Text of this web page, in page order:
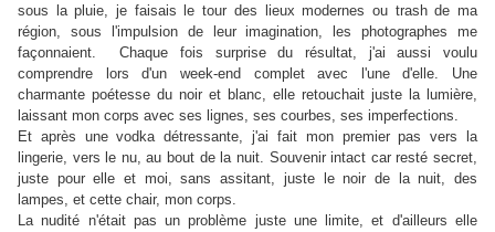
sous la pluie, je faisais le tour des lieux modernes ou trash de ma
région, sous l'impulsion de leur imagination, les photographes me
façonnaient. Chaque fois surprise du résultat, j'ai aussi voulu
comprendre lors d'un week-end complet avec l'une d'elle. Une
charmante poétesse du noir et blanc, elle retouchait juste la lumière,
laissant mon corps avec ses lignes, ses courbes, ses imperfections.
Et après une vodka détressante, j'ai fait mon premier pas vers la
lingerie, vers le nu, au bout de la nuit. Souvenir intact car resté secret,
juste pour elle et moi, sans assitant, juste le noir de la nuit, des
lampes, et cette chair, mon corps.
La nudité n'était pas un problème juste une limite, et d'ailleurs elle